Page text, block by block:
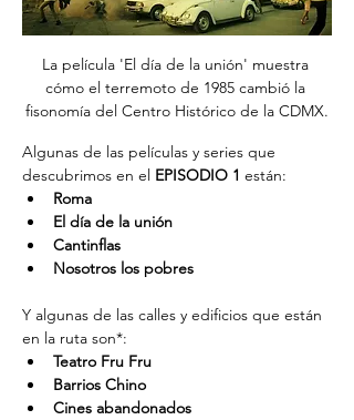
La película 'El día de la unión' muestra
cómo el terremoto de 1985 cambió la
fisonomía del Centro Histórico de la CDMX.
Algunas de las películas y series que
descubrimos en el EPISODIO 1 están:
Roma
El día de la unión
Cantinflas
Nosotros los pobres
Y algunas de las calles y edificios que están
en la ruta son*:
Teatro Fru Fru
Barrios Chino
Cines abandonados